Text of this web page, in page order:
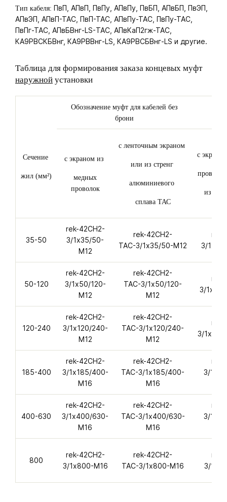
Тип кабеля: ПвП, АПвП, ПвПу, АПвПу, ПвБП, АПвБП, ПвЭП,
АПвЭП, АПвП-ТАС, ПвП-ТАС, АПвПу-ТАС, ПвПу-ТАС,
ПвПг-ТАС, АПвБВнг-LS-ТАС, АПвКаП2гж-ТАС,
КА9РВСКБВнг, КА9РВВнг-LS, КА9РВСБВнг-LS и другие.
Таблица для формирования заказа концевых муфт
наружной установки
Сечение
жил (мм²)
Обозначение муфт для кабелей без
брони
с экраном из
медных
проволок
с ленточным экраном
или из стренг
алюминиевого
сплава ТАС
с
из
35-50
rek-42CH2-
3/1х35/50-
M12
rek-42CH2-
ТАС-3/1х35/50-M12
rek-
3/
50-120
rek-42CH2-
3/1х50/120-
M12
rek-42CH2-
ТАС-3/1х50/120-
M12
rek-
3/1х50/
120-240
rek-42CH2-
3/1х120/240-
M12
rek-42CH2-
ТАС-3/1х120/240-
M12
rek-
3/
185-400
rek-42CH2-
3/1х185/400-
M16
rek-42CH2-
ТАС-3/1х185/400-
M16
rek-
3/
400-630
rek-42CH2-
3/1х400/630-
M16
rek-42CH2-
ТАС-3/1х400/630-
M16
rek-
3/
800
rek-42CH2-
3/1х800-M16
rek-42CH2-
ТАС-3/1х800-M16
rek-
3/